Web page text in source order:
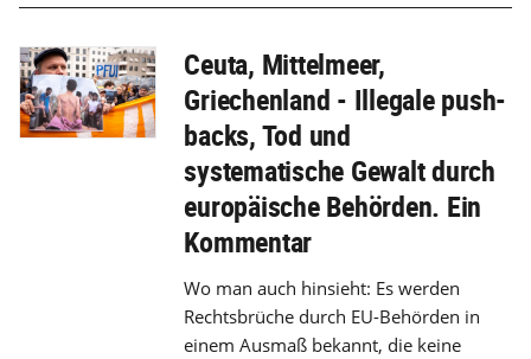
Ceuta, Mittelmeer,
Griechenland - Illegale push-
backs, Tod und
systematische Gewalt durch
europäische Behörden. Ein
Kommentar
Wo man auch hinsieht: Es werden
Rechtsbrüche durch EU-Behörden in
einem Ausmaß bekannt, die keine